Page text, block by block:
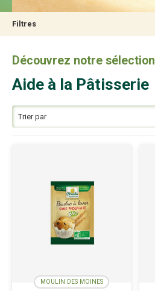
Filtres
Découvrez notre sélection
Aide à la Pâtisserie
MOULIN DES MOINES